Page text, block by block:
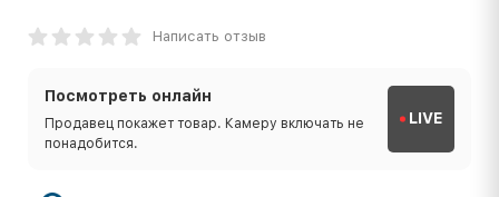
Написать отзыв
Посмотреть онлайн
Продавец покажет товар. Камеру включать не
понадобится.
LIVE